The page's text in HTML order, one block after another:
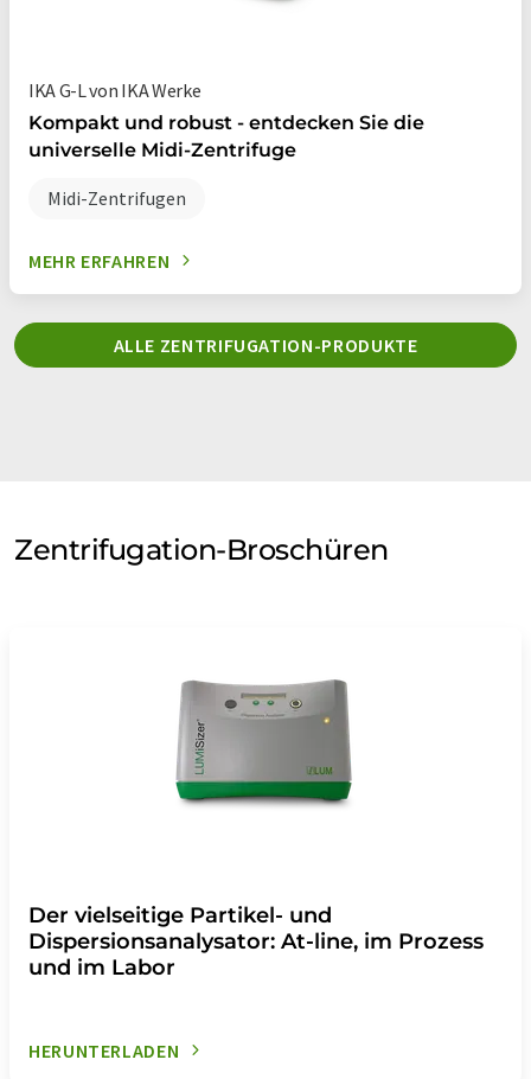
IKA G-L von IKA Werke
Kompakt und robust - entdecken Sie die
universelle Midi-Zentrifuge
Midi-Zentrifugen
MEHR ERFAHREN
ALLE ZENTRIFUGATION-PRODUKTE
Zentrifugation-Broschüren
Der vielseitige Partikel- und
Dispersionsanalysator: At-line, im Prozess
und im Labor
HERUNTERLADEN